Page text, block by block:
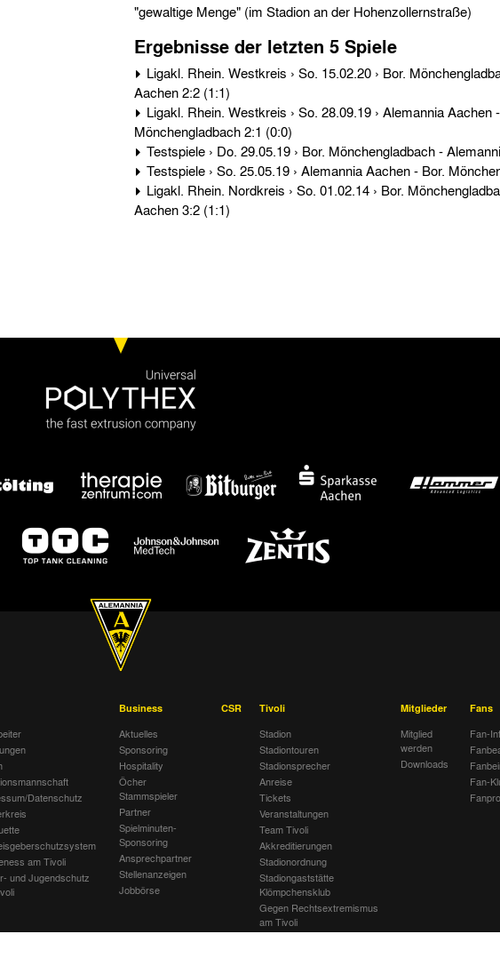
"gewaltige Menge" (im Stadion an der Hohenzollernstraße)
Ergebnisse der letzten 5 Spiele
Aachen 2:2 (1:1)
Mönchengladbach 2:1 (0:0)
Aachen 3:2 (1:1)
Datenschutz
am Tivoli
und Jugendschutz
Business
Aktuelles
Sponsoring
Hospitality
Öcher
Stammspieler
Partner
Spielminuten-
Sponsoring
Ansprechpartner
Stellenanzeigen
Jobbörse
CSR
Tivoli
Stadion
Stadiontouren
Stadionsprecher
Anreise
Tickets
Veranstaltungen
Team Tivoli
Akkreditierungen
Stadionordnung
Stadiongaststätte
Klömpchensklub
Gegen Rechtsextremismus
am Tivoli
Mitglieder
Mitglied
werden
Downloads
Fans
Fan-
Fan-